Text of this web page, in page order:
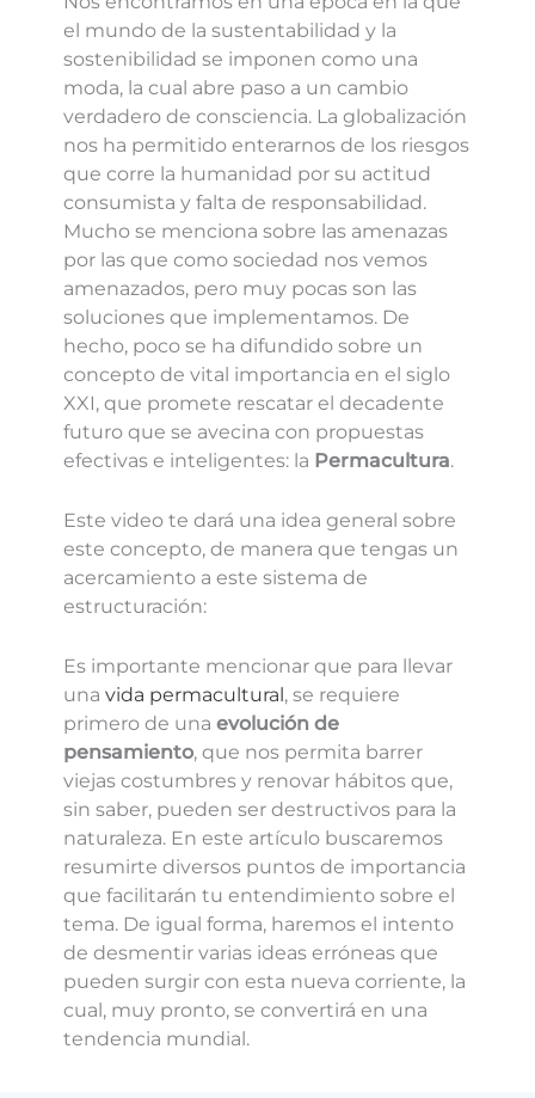
el mundo de la sustentabilidad y la
sostenibilidad se imponen como una
moda, la cual abre paso a un cambio
verdadero de consciencia. La globalización
nos ha permitido enterarnos de los riesgos
que corre la humanidad por su actitud
consumista y falta de responsabilidad.
Mucho se menciona sobre las amenazas
por las que como sociedad nos vemos
amenazados, pero muy pocas son las
soluciones que implementamos. De
hecho, poco se ha difundido sobre un
concepto de vital importancia en el siglo
XXI, que promete rescatar el decadente
futuro que se avecina con propuestas
efectivas e inteligentes: la Permacultura.
Este video te dará una idea general sobre
este concepto, de manera que tengas un
acercamiento a este sistema de
estructuración:
Es importante mencionar que para llevar
una vida permacultural, se requiere
primero de una evolución de
pensamiento, que nos permita barrer
viejas costumbres y renovar hábitos que,
sin saber, pueden ser destructivos para la
naturaleza. En este artículo buscaremos
resumirte diversos puntos de importancia
que facilitarán tu entendimiento sobre el
tema. De igual forma, haremos el intento
de desmentir varias ideas erróneas que
pueden surgir con esta nueva corriente, la
cual, muy pronto, se convertirá en una
tendencia mundial.